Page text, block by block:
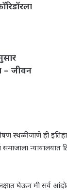
– जीवन
स्थळी जाणे ही
समाजाला
लक्षात घेऊन मी